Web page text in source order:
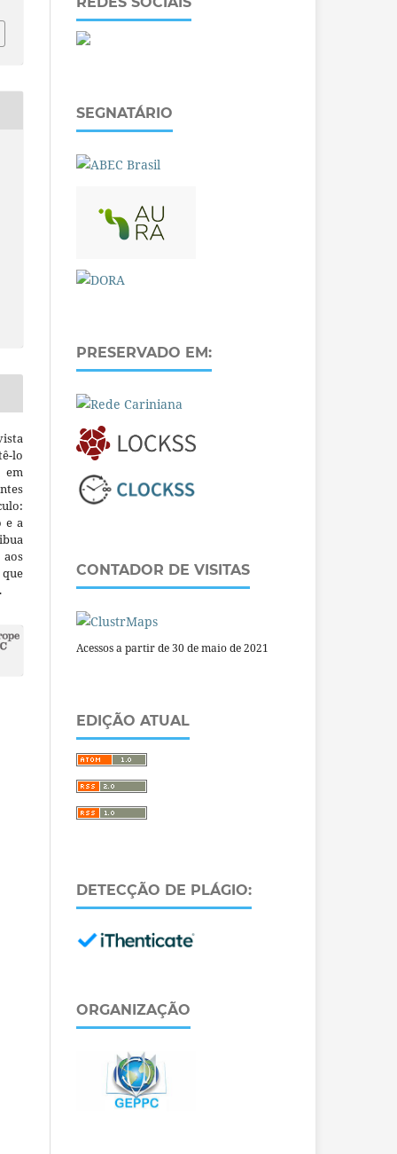
lo
em
e a
SEGNATÁRIO
PRESERVADO EM:
CONTADOR DE VISITAS
Acessos a partir de 30 de maio de 2021
EDIÇÃO ATUAL
DETECÇÃO DE PLÁGIO:
ORGANIZAÇÃO